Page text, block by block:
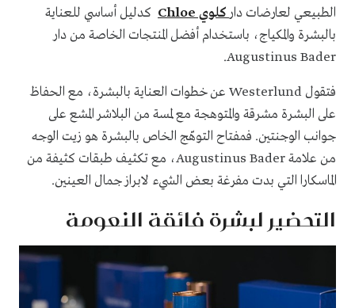
الطبيعي لعارضات دار كلوي Chloe
كدليل أساسي للعناية
بالبشرة والمكياج، باستخدام أفضل المنتجات الخاصة من دار
Augustinus Bader.
فتقول Westerlund عن خطوات العناية بالبشرة، مع الحفاظ
على البشرة مشرقة والمتوهجة مع لمسة من البلاشر المشع على
جوانب الوجنتين. فمفتاح التوهّج الخاص بالبشرة هو زيت الوجه
من علامة Augustinus Bader، مع تكثيف طبقات كثيفة من
الماسكارا التي بدت مفرغة بعض الشيء لابراز جمال العينين.
التحضير لبشرة فائقة النعومة